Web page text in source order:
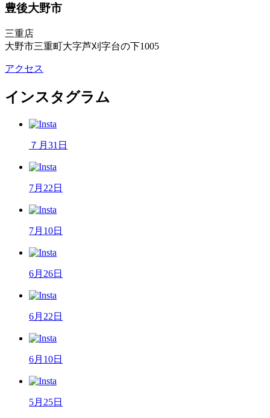
豊後大野市
三重店
大野市三重町大字芦刈字台の下1005
アクセス
インスタグラム
７月31日
7月22日
7月10日
6月26日
6月22日
6月10日
5月25日